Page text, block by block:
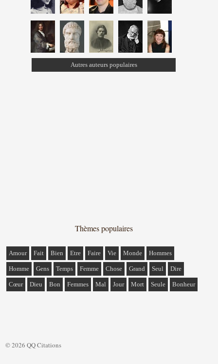
Autres auteurs populaires
Thèmes populaires
Amour Fait Bien Etre Faire Vie Monde Hommes
Homme Gens Temps Femme Chose Grand Seul Dire
Cœur Dieu Bon Femmes Mal Jour Mort Seule Bonheur
© 2026 QQ Citations